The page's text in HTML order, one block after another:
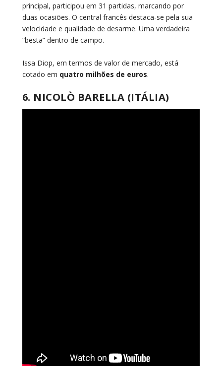
principal, participou em 31 partidas, marcando por
duas ocasiões. O central francês destaca-se pela sua
velocidade e qualidade de desarme. Uma verdadeira
“besta” dentro de campo.
Issa Diop, em termos de valor de mercado, está
cotado em quatro milhões de euros.
6. NICOLÒ BARELLA (ITÁLIA)